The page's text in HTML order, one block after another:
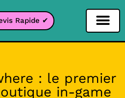
Rapide ✔
: le premier
in-game